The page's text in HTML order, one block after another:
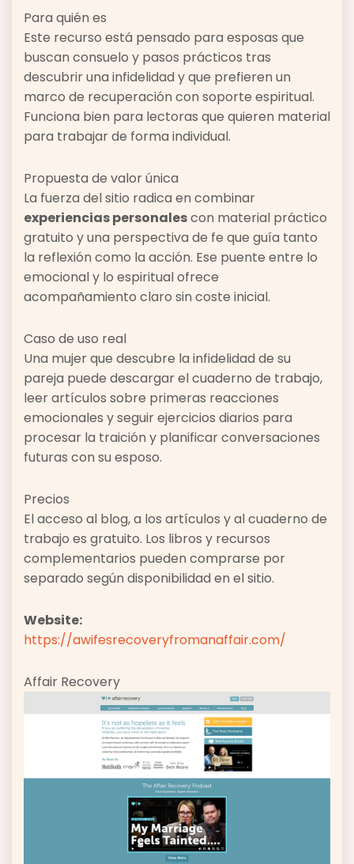
Para quién es
Este recurso está pensado para esposas que
buscan consuelo y pasos prácticos tras
descubrir una infidelidad y que prefieren un
marco de recuperación con soporte espiritual.
Funciona bien para lectoras que quieren material
para trabajar de forma individual.
Propuesta de valor única
La fuerza del sitio radica en combinar
experiencias personalescon material práctico
gratuito y una perspectiva de fe que guía tanto
la reflexión como la acción. Ese puente entre lo
emocional y lo espiritual ofrece
acompañamiento claro sin coste inicial.
Caso de uso real
Una mujer que descubre la infidelidad de su
pareja puede descargar el cuaderno de trabajo,
leer artículos sobre primeras reacciones
emocionales y seguir ejercicios diarios para
procesar la traición y planificar conversaciones
futuras con su esposo.
Precios
El acceso al blog, a los artículos y al cuaderno de
trabajo es gratuito. Los libros y recursos
complementarios pueden comprarse por
separado según disponibilidad en el sitio.
Website:
https://awifesrecoveryfromanaffair.com/
Affair Recovery